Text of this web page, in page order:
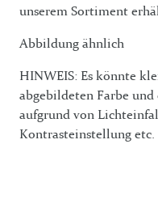
unserem Sortiment
Abbildung ähnlich
HINWEIS: Es könnte
abgebildeten Farbe und
aufgrund von
Kontrasteinstellung etc.